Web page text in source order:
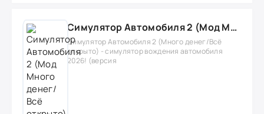
Симулятор Автомобиля 2 (Мод Много денег/Всё открыто)
Симулятор Автомобиля 2 (Много денег/Всё
открыто) - симулятор вождения автомобиля
2026! (версия